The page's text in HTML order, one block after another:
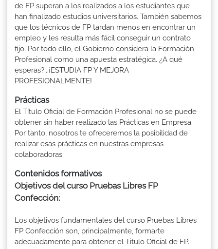
de FP superan a los realizados a los estudiantes que
han finalizado estudios universitarios. También sabemos
que los técnicos de FP tardan menos en encontrar un
empleo y les resulta más fácil conseguir un contrato
fijo. Por todo ello, el Gobierno considera la Formación
Profesional como una apuesta estratégica. ¿A qué
esperas?...¡ESTUDIA FP Y MEJORA
PROFESIONALMENTE!
Prácticas
El Título Oficial de Formación Profesional no se puede
obtener sin haber realizado las Prácticas en Empresa.
Por tanto, nosotros te ofreceremos la posibilidad de
realizar esas prácticas en nuestras empresas
colaboradoras.
Contenidos formativos
Objetivos del curso Pruebas Libres FP
Confección:
Los objetivos fundamentales del curso Pruebas Libres
FP Confección son, principalmente, formarte
adecuadamente para obtener el Titulo Oficial de FP.